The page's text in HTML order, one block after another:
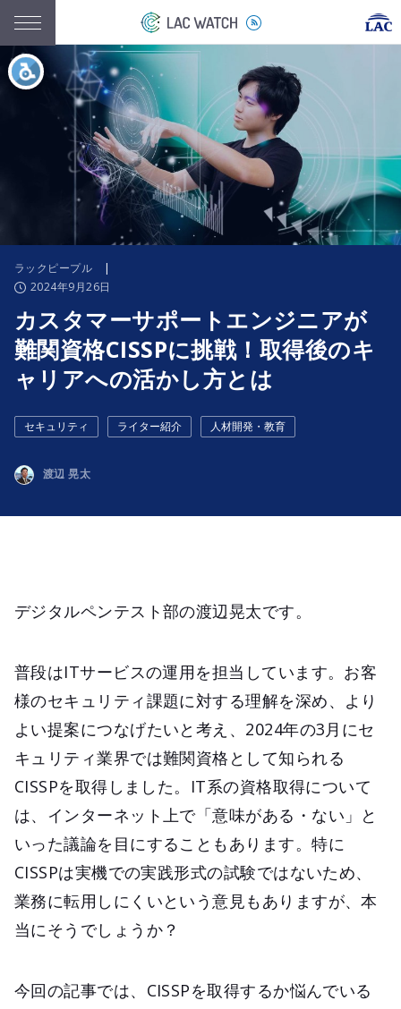
ラックピープル |
2024年9月26日
カスタマーサポートエンジニアが
難関資格CISSPに挑戦！取得後のキ
ャリアへの活かし方とは
セキュリティ ライター紹介 人材開発・教育
渡辺 晃太
デジタルペンテスト部の渡辺晃太です。
普段はITサービスの運用を担当しています。お客
様のセキュリティ課題に対する理解を深め、より
よい提案につなげたいと考え、2024年の3月にセ
キュリティ業界では難関資格として知られる
CISSPを取得しました。IT系の資格取得について
は、インターネット上で「意味がある・ない」と
いった議論を目にすることもあります。特に
CISSPは実機での実践形式の試験ではないため、
業務に転用しにくいという意見もありますが、本
当にそうでしょうか？
今回の記事では、CISSPを取得するか悩んでいる